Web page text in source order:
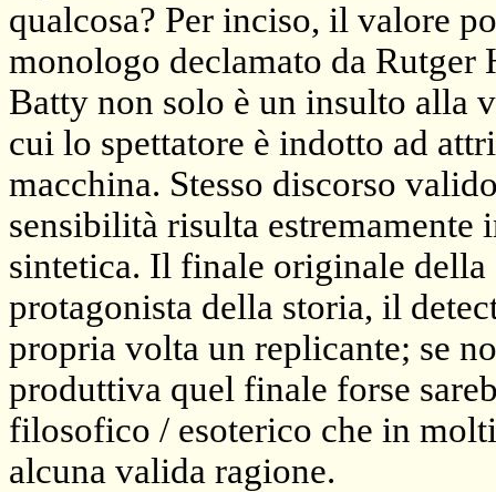
qualcosa? Per inciso, il valore
monologo declamato da Rutger
Batty non solo è un insulto alla
cui lo spettatore è indotto ad
macchina. Stesso discorso
sensibilità risulta estremamente
sintetica. Il finale originale della
protagonista della storia, il
propria volta un replicante; se
produttiva quel finale forse
filosofico / esoterico che in
alcuna valida ragione.